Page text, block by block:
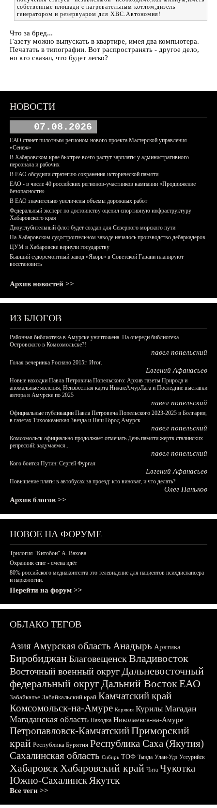
собственные площади с нагревательным котлом,дизель
генератором и резервуаром для ХВС.Автономия!
Что за бред...
Газету можно выпускать в квартире, имея два компьютера.
Печатать в типографии. Вот распространять - другое дело,
но кто сказал, что будет легко?
НОВОСТИ
07.08.2026
ЕАО станет пилотным регионом нового проекта Мастерской управления
«Сенеж»
В Хабаровском крае быстрее всего растут зарплаты у административного
персонала и рабочих
В ЕАО обсудили стратегию сохранения исторической памяти
ЕАО - в числе 40 российских регионов-участников кампании «Продвижение
безопасности»
В ЕАО значительно увеличены объемы дорожных работ
Федеральный эксперт по достоинству оценил спортивную инфраструктуру
Хабаровского края
Дноуглубительный флот будет создан для Северного морского пути
На Хабаровском судостроительном заводе началось производство дебаркадеров
ЦУМ в Хабаровске вернули государству
Бывший судоремонтный завод «Якорь» в Советской Гавани планируют
восстановить
Архив новостей >>
ИЗ БЛОГОВ
Районная библиотека в Амурске уничтожена. На очереди библиотека
Островского в Комсомольске?!
павел попельский
Голая вечеринка Роснано 2015г. Итог.
Евгений Афанасьев
Новые находки Павла Петровича Попельского: Архив газеты Природа и
аномальные явления, Неизвестная карта НижнеАмурЛага и Последние выставки
автора в Амурске по 2025
павел попельский
Официальные публикации Павла Петровича Попельского 2023-2025 в Болгарии,
в газетах Тихоокеанская Звезда и Наш Город Амурск
павел попельский
Комсомольск официально продолжает отмечать День памяти жертв сталинских
репрессий: задумаемся...
павел попельский
Кого боится Путин: Сергей Фургал
Евгений Афанасьев
Повышение платы в автобусах за проезд: кто виноват, и что делать?
Олег Паньков
Архив блогов >>
НОВОЕ НА ФОРУМЕ
Трилогия "Китобои" А. Вахова.
Охранник спит - смена идёт
80% российского медиаконтента это телевидение для пациентов психдиспансера
и наркологии.
Перейти на форум >>
ОБЛАКО ТЕГОВ
АзияАмурская область Анадырь Арктика
БиробиджанБлаговещенскВладивосток
Восточный военный округДальневосточный
федеральный округДальний ВостокЕАО
Забайкалье Забайкальский край Камчатский край
Комсомольск-на-Амуре Корякия Курилы Магадан
Магаданская область Находка Николаевск-на-Амуре
Петропавловск-КамчатскийПриморский
край Республика Бурятия Республика Саха (Якутия)
Сахалинская область Сибирь ТОФ Тында Улан-Удэ Уссурийск
ХабаровскХабаровский край Чита Чукотка
Южно-СахалинскЯкутск
Все теги >>